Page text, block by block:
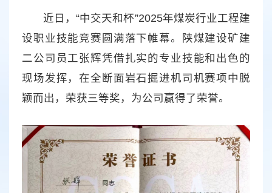
近日，“中交天和杯”2025年煤炭行业工程建
设职业技能竞赛圆满落下帷幕。陕煤建设矿建
二公司员工张辉凭借扎实的专业技能和出色的
现场发挥，在全断面岩石掘进机司机赛项中脱
颖而出，荣获三等奖，为公司赢得了荣誉。